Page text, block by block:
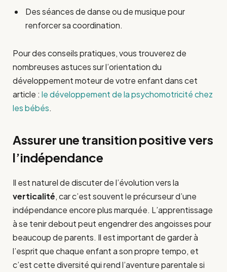
Des séances de danse ou de musique pour
renforcer sa coordination.
Pour des conseils pratiques, vous trouverez de
nombreuses astuces sur l’orientation du
développement moteur de votre enfant dans cet
article : le développement de la psychomotricité chez
les bébés.
Assurer une transition positive vers
l’indépendance
Il est naturel de discuter de l’évolution vers la
verticalité, car c’est souvent le précurseur d’une
indépendance encore plus marquée. L’apprentissage
à se tenir debout peut engendrer des angoisses pour
beaucoup de parents. Il est important de garder à
l’esprit que chaque enfant a son propre tempo, et
c’est cette diversité qui rend l’aventure parentale si